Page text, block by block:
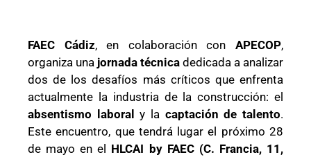
FAEC Cádiz, en colaboración conAPECOP,
organiza una jornada técnica dedicada a analizar
dos de los desafíos más críticos que enfrenta
actualmente la industria de la construcción: el
absentismo laboral y la captación de talento.
Este encuentro, que tendrá lugar el próximo 28
de mayo en el HLCAI by FAEC (C. Francia, 11,